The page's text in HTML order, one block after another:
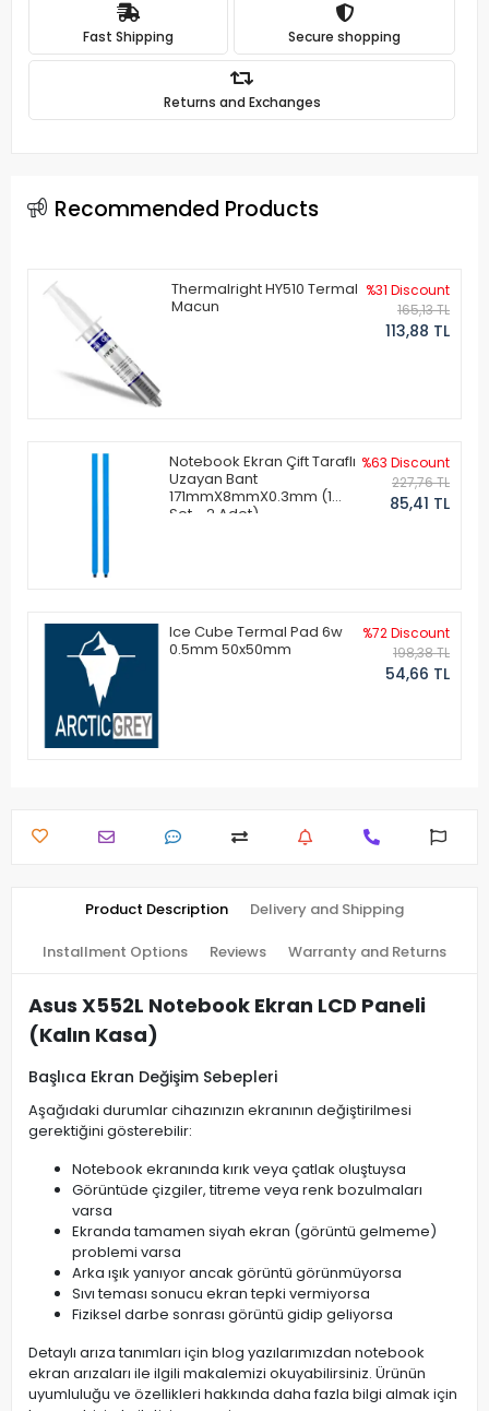
Fast Shipping Secure shopping
Returns and Exchanges
Recommended Products
Thermalright HY510 Termal
Macun
%31 Discount
165,13 TL
113,88 TL
Notebook Ekran Çift Taraflı
Uzayan Bant
171mmX8mmX0.3mm (1
Set - 2 Adet)
%63 Discount
227,76 TL
85,41 TL
Ice Cube Termal Pad 6w
0.5mm 50x50mm
%72 Discount
198,38 TL
54,66 TL
Product Description Delivery and Shipping
Installment Options Reviews Warranty and Returns
Asus X552L Notebook Ekran LCD Paneli
(Kalın Kasa)
Başlıca Ekran Değişim Sebepleri
Aşağıdaki durumlar cihazınızın ekranının değiştirilmesi
gerektiğini gösterebilir:
Notebook ekranında kırık veya çatlak oluştuysa
Görüntüde çizgiler, titreme veya renk bozulmaları
varsa
Ekranda tamamen siyah ekran (görüntü gelmeme)
problemi varsa
Arka ışık yanıyor ancak görüntü görünmüyorsa
Sıvı teması sonucu ekran tepki vermiyorsa
Fiziksel darbe sonrası görüntü gidip geliyorsa
Detaylı arıza tanımları için blog yazılarımızdan notebook
ekran arızaları ile ilgili makalemizi okuyabilirsiniz. Ürünün
uyumluluğu ve özellikleri hakkında daha fazla bilgi almak için